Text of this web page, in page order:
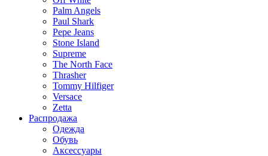
Palm Angels
Paul Shark
Pepe Jeans
Stone Island
Supreme
The North Face
Thrasher
Tommy Hilfiger
Versace
Zetta
Распродажа
Одежда
Обувь
Аксессуары